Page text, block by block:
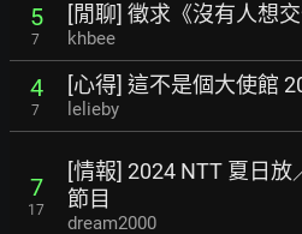
5
7
[閒聊] 徵求《沒有人想
khbee
4
7
[心得] 這不是個大使館
lelieby
7
17
[情報] 2024 NTT 夏日放
節目
dream2000